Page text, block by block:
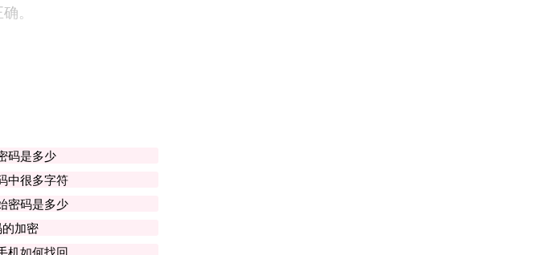
。
务器的配置兼容。
器的问题。如果问题
体设置。
码是多少
中很多字符
密码是多少
加密
机如何找回